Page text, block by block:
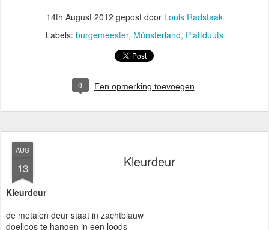
14th August 2012 gepost door Louis Radstaak
Labels: burgemeester Münsterland Plattduuts
0 Een opmerking toevoegen
AUG
13 Kleurdeur
Kleurdeur
de metalen deur staat in zachtblauw
doelloos te hangen in een loods